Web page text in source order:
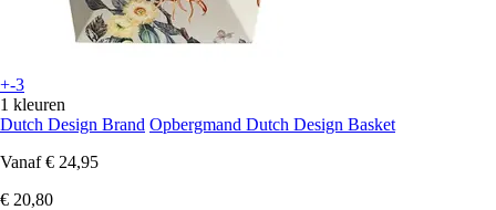
+-3
1 kleuren
Dutch Design Brand Opbergmand Dutch Design Basket
Vanaf € 24,95
€ 20,80